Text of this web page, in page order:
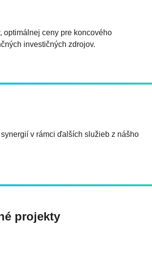
optimálnej ceny pre koncového
investičných zdrojov.
v rámci ďalších služieb z nášho
projekty